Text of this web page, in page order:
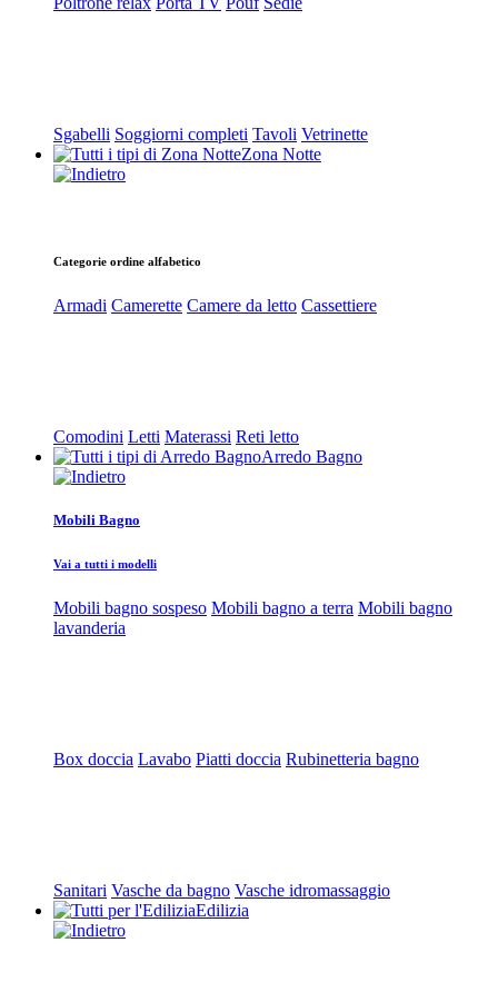
Sgabelli Soggiorni completi Tavoli Vetrinette
Zona Notte
Categorie ordine alfabetico
Armadi Camerette Camere da letto Cassettiere
Comodini Letti Materassi Reti letto
Arredo Bagno
Mobili Bagno
Vai a tutti i modelli
Mobili bagno sospeso Mobili bagno a terra Mobili bagno
lavanderia
Box doccia Lavabo Piatti doccia Rubinetteria bagno
Sanitari Vasche da bagno Vasche idromassaggio
Edilizia